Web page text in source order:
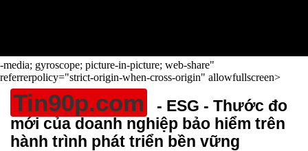
-media; gyroscope; picture-in-picture; web-share"
referrerpolicy="strict-origin-when-cross-origin" allowfullscreen>
Tin90p.com
- ESG - Thước đo
mới của doanh nghiệp bảo hiểm trên
hành trình phát triển bền vững